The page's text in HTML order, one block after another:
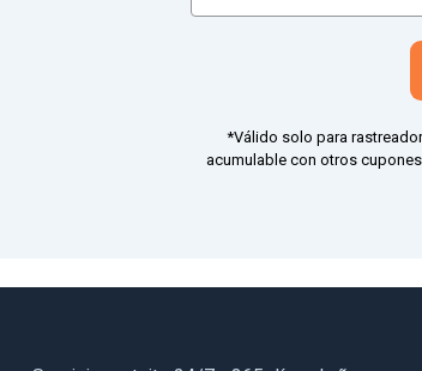
*Válido solo para
acumulable con otros